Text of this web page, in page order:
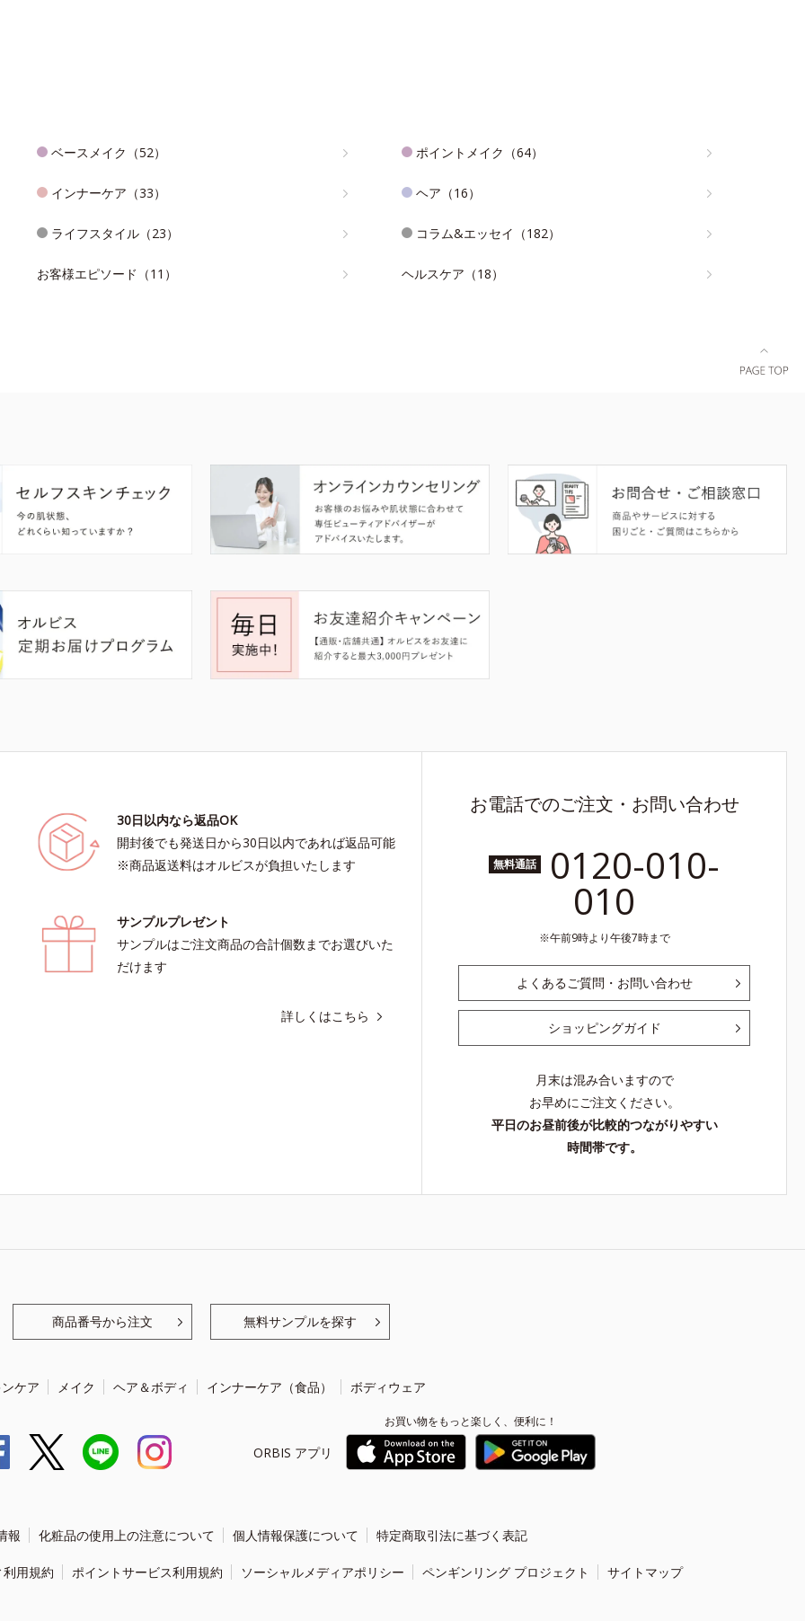
ベースメイク（52） ポイントメイク（64）
インナーケア（33） ヘア（16）
ライフスタイル（23） コラム&エッセイ（182）
お客様エピソード（11） ヘルスケア（18）
30日以内なら返品OK
開封後でも発送日から30日以内であれば返品可能
※商品返送料はオルビスが負担いたします
サンプルプレゼント
サンプルはご注文商品の合計個数までお選びいた
だけます
詳しくはこちら
お電話でのご注文・お問い合わせ
無料通話 0120-010-
010
午前9時より午後7時まで
よくあるご質問・お問い合わせ
ショッピングガイド
月末は混み合いますので
お早めにご注文ください。
平日のお昼前後が比較的つながりやすい
時間帯です。
商品番号から注文 無料サンプルを探す
ケア メイク ヘア＆ボディ インナーケア（食品） ボディウェア
ORBIS アプリ
お買い物をもっと楽しく、便利に！
報 化粧品の使用上の注意について 個人情報保護について 特定商取引法に基づく表記
用規約 ポイントサービス利用規約 ソーシャルメディアポリシー ペンギンリング プロジェクト サイトマップ